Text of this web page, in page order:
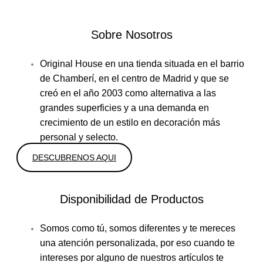
Sobre Nosotros
Original House en una tienda situada en el barrio
de Chamberí, en el centro de Madrid y que se
creó en el año 2003 como alternativa a las
grandes superficies y a una demanda en
crecimiento de un estilo en decoración más
personal y selecto.
DESCUBRENOS AQUI
Disponibilidad de Productos
Somos como tú, somos diferentes y te mereces
una atención personalizada, por eso cuando te
intereses por alguno de nuestros artículos te